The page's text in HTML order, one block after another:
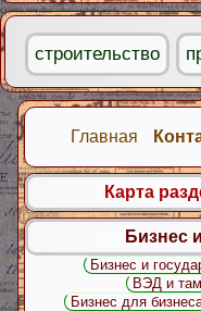
Главная
Карта
Бизнес
Бизнес и
ВЭД и
Бизнес для
строительство